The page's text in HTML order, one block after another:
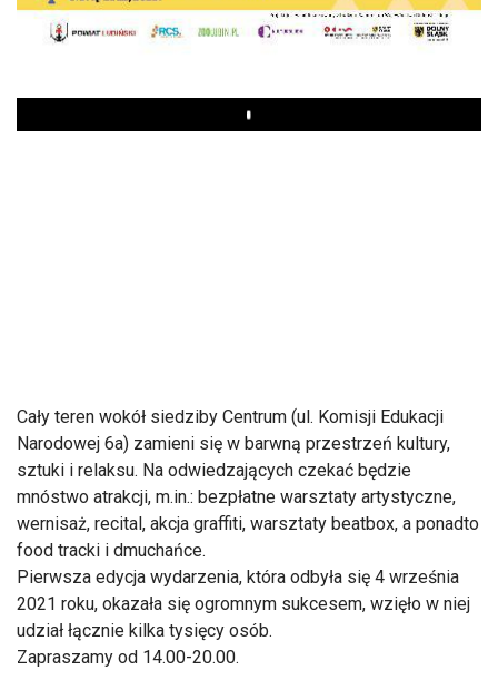
Play
Cały teren wokół siedziby Centrum (ul. Komisji Edukacji
Narodowej 6a) zamieni się w barwną przestrzeń kultury,
sztuki i relaksu. Na odwiedzających czekać będzie
mnóstwo atrakcji, m.in.: bezpłatne warsztaty artystyczne,
wernisaż, recital, akcja graffiti, warsztaty beatbox, a ponadto
food tracki i dmuchańce.
Pierwsza edycja wydarzenia, która odbyła się 4 września
2021 roku, okazała się ogromnym sukcesem, wzięło w niej
udział łącznie kilka tysięcy osób.
Zapraszamy od 14.00-20.00.